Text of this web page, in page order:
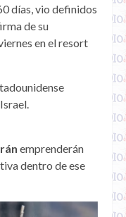
días, vio definidos
de su
en el resort
emprenderán
dentro de ese